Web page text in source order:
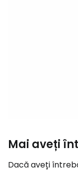
Mai aveți
Dacă aveți